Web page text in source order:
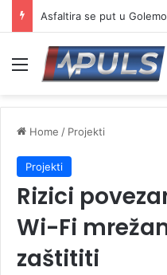
Menu
Home / Projekti
Projekti
Rizici
Wi-Fi
zaštititi